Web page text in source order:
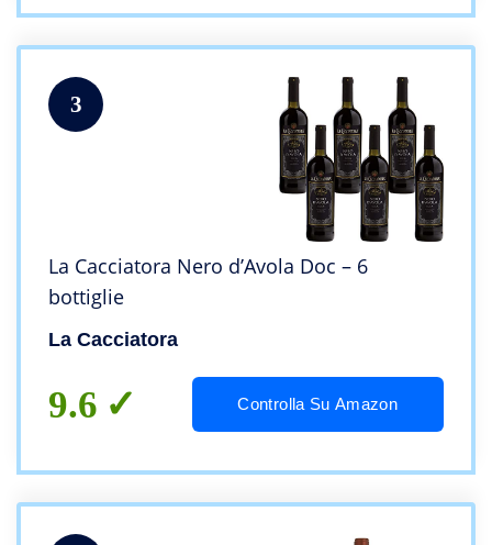
3
La Cacciatora Nero d’Avola Doc – 6
bottiglie
La Cacciatora
9.6 Controlla Su Amazon